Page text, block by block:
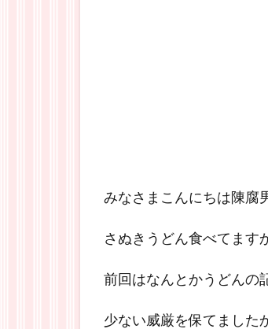
みなさまこんにちは陳腐
さぬきうどん食べてます
前回はなんとかうどんの
少ない威厳を保てました